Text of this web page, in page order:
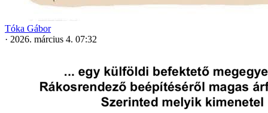
Tóka Gábor
· 2026. március 4. 07:32